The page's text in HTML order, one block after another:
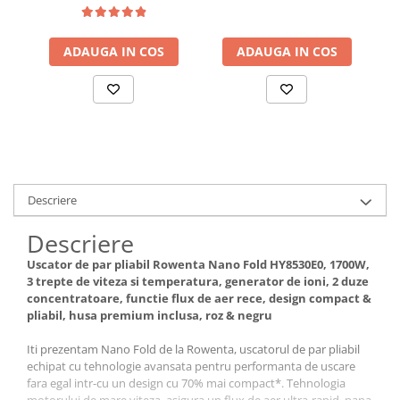
concentrator Air Smooth
Pro, accesoriu Root Lifter,
difuzor pentru volum,
generator de ioni, ecran
LCD, func
ADAUGA IN COS
Senzor de presiune
Smart, Timer vizibil,
Trusa de
ADAUGA IN COS
Descriere
Descriere
Uscator de par pliabil Rowenta Nano Fold HY8530E0, 1700W,
3 trepte de viteza si temperatura, generator de ioni, 2 duze
concentratoare, functie flux de aer rece, design compact &
pliabil, husa premium inclusa, roz & negru
Iti prezentam Nano Fold de la Rowenta, uscatorul de par pliabil
echipat cu tehnologie avansata pentru performanta de uscare
fara egal intr-cu un design cu 70% mai compact*. Tehnologia